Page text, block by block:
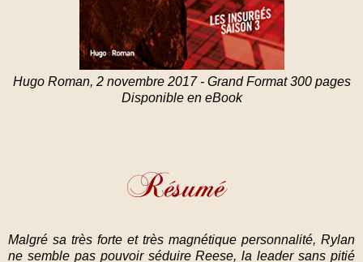
Hugo Roman, 2 novembre 2017 - Grand Format 300 pages
Disponible en eBook
Malgré sa très forte et très magnétique personnalité, Rylan
ne semble pas pouvoir séduire Reese, la leader sans pitié